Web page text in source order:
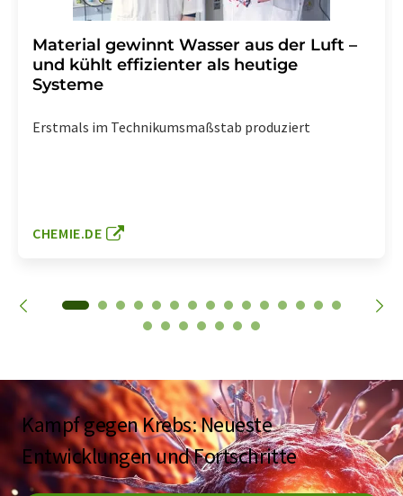
Material gewinnt Wasser aus der Luft –
und kühlt effizienter als heutige
Systeme
Erstmals im Technikumsmaßstab produziert
CHEMIE.DE
Kampf gegen Krebs: Neueste
Entwicklungen und Fortschritte